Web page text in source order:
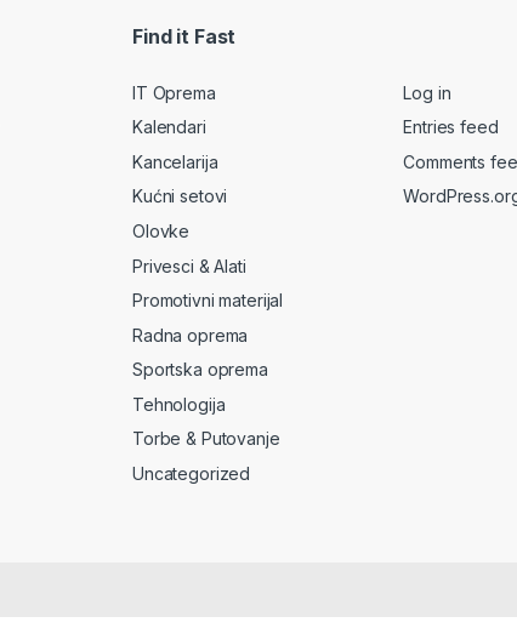
Find it Fast
IT Oprema
Kalendari
Kancelarija
Kućni setovi
Olovke
Privesci & Alati
Promotivni materijal
Radna oprema
Sportska oprema
Tehnologija
Torbe & Putovanje
Uncategorized
Log in
Entries feed
Comments